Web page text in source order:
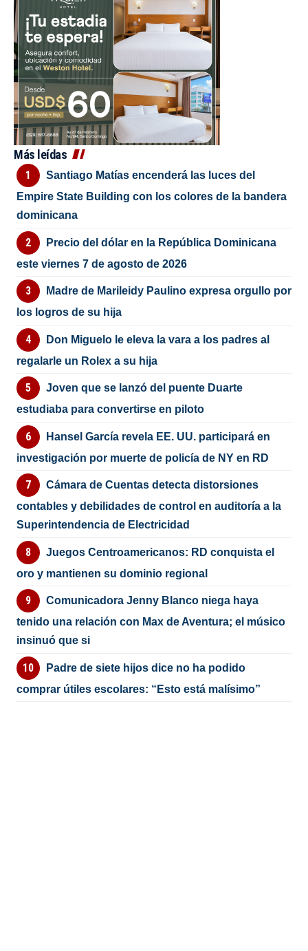
Más leídas
Santiago Matías encenderá las luces del
Empire State Building con los colores de la bandera
dominicana
Precio del dólar en la República Dominicana
este viernes 7 de agosto de 2026
Madre de Marileidy Paulino expresa orgullo por
los logros de su hija
Don Miguelo le eleva la vara a los padres al
regalarle un Rolex a su hija
Joven que se lanzó del puente Duarte
estudiaba para convertirse en piloto
Hansel García revela EE. UU. participará en
investigación por muerte de policía de NY en RD
Cámara de Cuentas detecta distorsiones
contables y debilidades de control en auditoría a la
Superintendencia de Electricidad
Juegos Centroamericanos: RD conquista el
oro y mantienen su dominio regional
Comunicadora Jenny Blanco niega haya
tenido una relación con Max de Aventura; el músico
insinuó que si
Padre de siete hijos dice no ha podido
comprar útiles escolares: “Esto está malísimo”